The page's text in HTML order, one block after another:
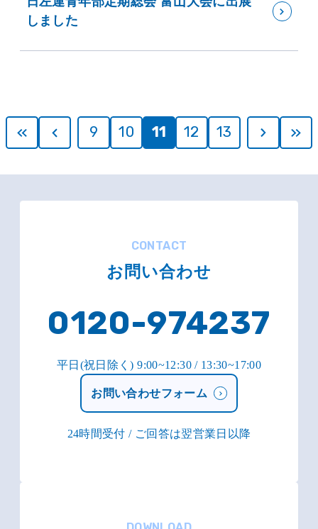
しました
9 10 11 12 13
CONTACT
お問い合わせ
0120-974237
平日(祝日除く) 9:00~12:30 / 13:30~17:00
お問い合わせフォーム
24時間受付 / ご回答は翌営業日以降